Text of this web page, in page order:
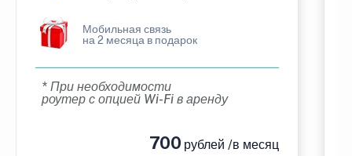
Мобильная связь
на 2 месяца в подарок
* При необходимости
роутер с опцией Wi-Fi в аренду
700 рублей /в месяц